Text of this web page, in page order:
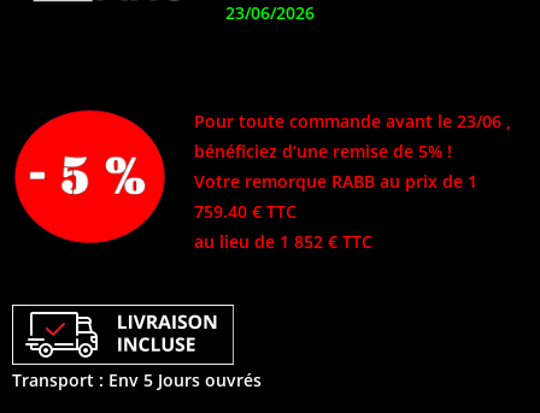
23/06/2026
Pour toute commande avant le 23/06 ,
bénéficiez d’une remise de 5% !
Votre remorque RABB au prix de 1
759.40 € TTC
au lieu de 1 852 € TTC
Transport : Env 5 Jours ouvrés